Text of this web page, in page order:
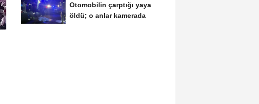
Otomobilin çarptığı yaya
öldü; o anlar kamerada